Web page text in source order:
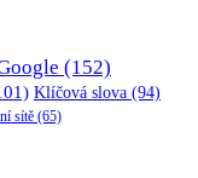
(152)
Klíčová slova (94)
sítě (65)